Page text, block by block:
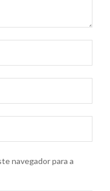
navegador para a